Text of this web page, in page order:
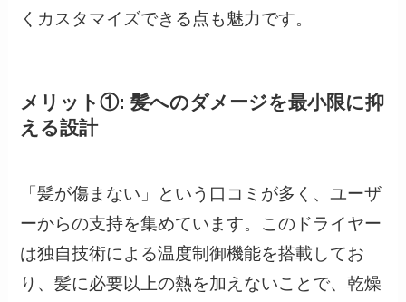
くカスタマイズできる点も魅力です。
メリット①: 髪へのダメージを最小限に抑
える設計
「髪が傷まない」という口コミが多く、ユーザ
ーからの支持を集めています。このドライヤー
は独自技術による温度制御機能を搭載してお
り、髪に必要以上の熱を加えないことで、乾燥